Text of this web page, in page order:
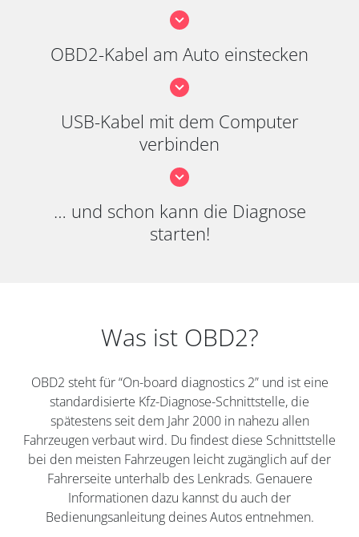
OBD2-Kabel am Auto einstecken
USB-Kabel mit dem Computer
verbinden
… und schon kann die Diagnose
starten!
Was ist OBD2?
OBD2 steht für “On-board diagnostics 2” und ist eine
standardisierte Kfz-Diagnose-Schnittstelle, die
spätestens seit dem Jahr 2000 in nahezu allen
Fahrzeugen verbaut wird. Du findest diese Schnittstelle
bei den meisten Fahrzeugen leicht zugänglich auf der
Fahrerseite unterhalb des Lenkrads. Genauere
Informationen dazu kannst du auch der
Bedienungsanleitung deines Autos entnehmen.